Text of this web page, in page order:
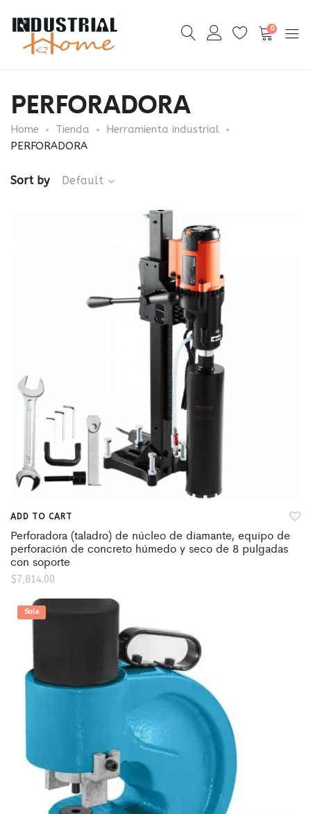
0
PERFORADORA
Home Tienda
Herramienta industrial
PERFORADORA
Sort by Default
ADD TO CART
Perforadora (taladro) de núcleo de diamante, equipo de
perforación de concreto húmedo y seco de 8 pulgadas
con soporte
$7,814.00
Sale